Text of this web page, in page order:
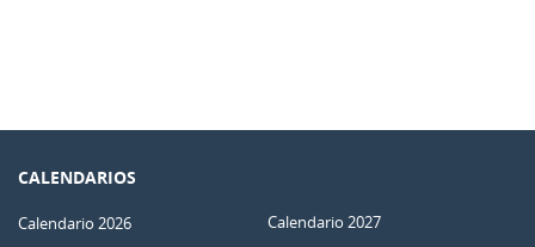
CALENDARIOS
Calendario 2026 Calendario 2027